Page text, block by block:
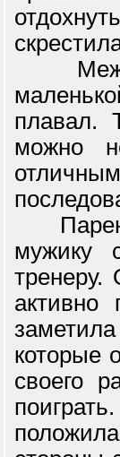
Между
плавал.
можно
мужику
тренеру.
активно
которые
своего